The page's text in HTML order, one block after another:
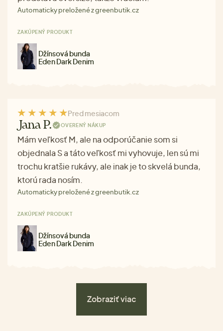
Automaticky preložené z greenbutik.cz
ZAKÚPENÝ PRODUKT
Džínsová bunda
Eden Dark Denim
Pred mesiacom
Jana P. OVERENÝ NÁKUP
Mám veľkosť M, ale na odporúčanie som si
objednala S a táto veľkosť mi vyhovuje, len sú mi
trochu kratšie rukávy, ale inak je to skvelá bunda,
ktorú rada nosím.
Automaticky preložené z greenbutik.cz
ZAKÚPENÝ PRODUKT
Džínsová bunda
Eden Dark Denim
Zobraziť viac